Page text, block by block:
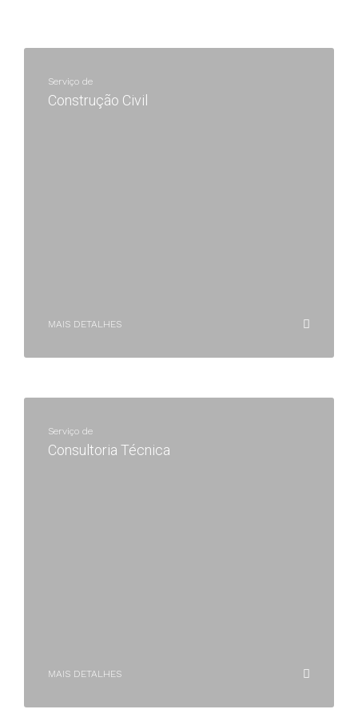
Serviço de
Construção Civil
MAIS DETALHES
Serviço de
Consultoria Técnica
MAIS DETALHES